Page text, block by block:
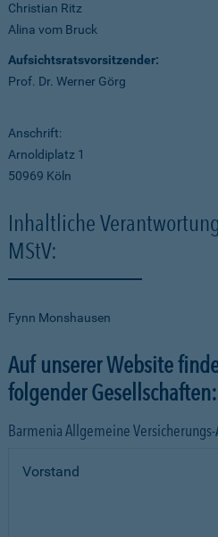
Christian Ritz
Alina vom Bruck
Aufsichtsratsvorsitzender:
Prof. Dr. Werner Görg
Anschrift:
Arnoldiplatz 1
50969 Köln
Inhaltliche
MStV:
Fynn Monshausen
Auf unserer Website
folgender Gesellschaften:
Barmenia Allgemeine Versicherungs-
Vorstand